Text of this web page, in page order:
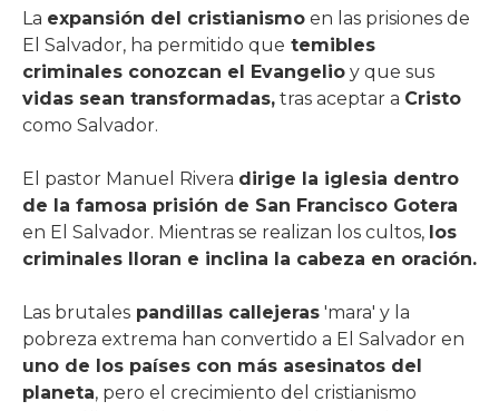
La expansión del cristianismo en las prisiones de
El Salvador, ha permitido que temibles
criminales conozcan el Evangelio y que sus
vidas sean transformadas, tras aceptar a Cristo
como Salvador.
El pastor Manuel Rivera dirige la iglesia dentro
de la famosa prisión de San Francisco Gotera
en El Salvador. Mientras se realizan los cultos, los
criminales lloran e inclina la cabeza en oración.
Las brutales pandillas callejeras 'mara' y la
pobreza extrema han convertido a El Salvador en
uno de los países con más asesinatos del
planeta, pero el crecimiento del cristianismo